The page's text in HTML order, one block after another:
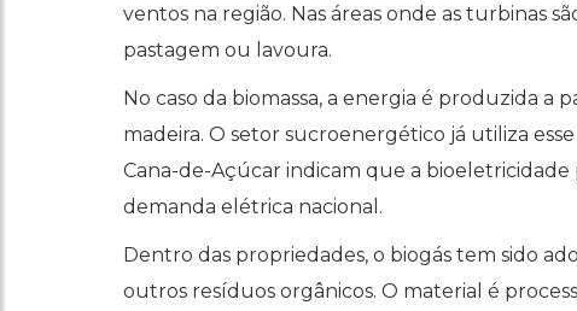
ventos na região. Nas áreas onde as turbinas
pastagem ou lavoura.
No caso da biomassa, a energia é produzida a
madeira. O setor sucroenergético já utiliza
Cana-de-Açúcar indicam que a
demanda elétrica nacional.
Dentro das propriedades, o biogás tem sido
outros resíduos orgânicos. O material é